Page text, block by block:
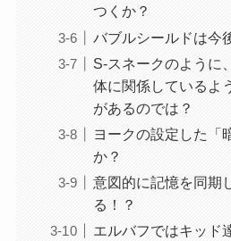
つくか？
バブルシールドは今
S-スネークのように
体に関係しているよ
があるのでは？
ヨークの設定した「
か？
意図的に記憶を同期
る！？
エルバフではキッド